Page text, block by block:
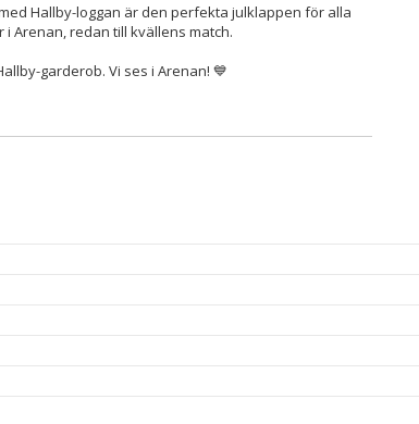
Hallby-loggan är den perfekta julklappen för alla
Arenan, redan till kvällens match.
garderob. Vi ses i Arenan! 💙